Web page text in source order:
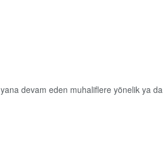
devam eden muhaliflere yönelik ya